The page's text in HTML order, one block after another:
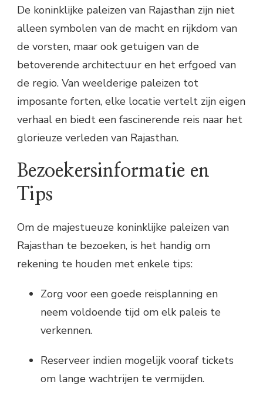
De koninklijke paleizen van Rajasthan zijn niet
alleen symbolen van de macht en rijkdom van
de vorsten, maar ook getuigen van de
betoverende architectuur en het erfgoed van
de regio. Van weelderige paleizen tot
imposante forten, elke locatie vertelt zijn eigen
verhaal en biedt een fascinerende reis naar het
glorieuze verleden van Rajasthan.
Bezoekersinformatie en
Tips
Om de majestueuze koninklijke paleizen van
Rajasthan te bezoeken, is het handig om
rekening te houden met enkele tips:
Zorg voor een goede reisplanning en
neem voldoende tijd om elk paleis te
verkennen.
Reserveer indien mogelijk vooraf tickets
om lange wachtrijen te vermijden.